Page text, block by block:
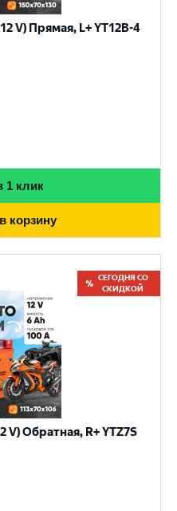
V) Прямая, L+ YT12B-4
1 клик
корзину
СЕГОДНЯ СО
СКИДКОЙ
V) Обратная, R+ YTZ7S